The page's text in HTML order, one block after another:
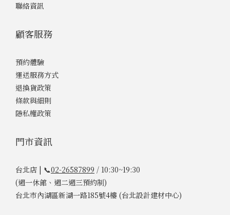
聯絡資訊
顧客服務
預約體驗
運送服務方式
退換貨政策
條款與細則
隱私權政策
門市資訊
台北店 | 📞02-26587899 / 10:30~19:30
(週一休館、週二週三預約制)
台北市內湖區新湖一路185號4樓 (台北設計建材中心)